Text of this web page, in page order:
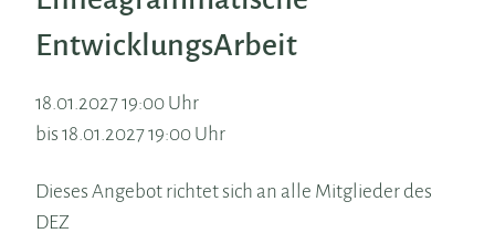
EntwicklungsArbeit
18.01.2027 19:00 Uhr
bis 18.01.2027 19:00 Uhr
Dieses Angebot richtet sich an alle Mitglieder des
DEZ